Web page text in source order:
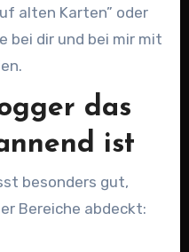
alten Karten” oder
bei dir und bei mir mit
das
ist
besonders gut,
Bereiche abdeckt: